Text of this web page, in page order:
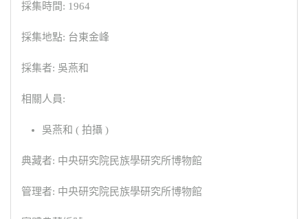
採集時間: 1964
採集地點: 台東金峰
採集者: 吳燕和
相關人員:
吳燕和 ( 拍攝 )
典藏者: 中央研究院民族學研究所博物館
管理者: 中央研究院民族學研究所博物館